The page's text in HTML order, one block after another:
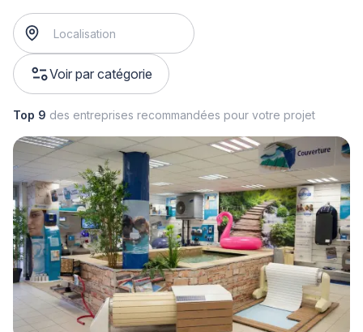
Voir par catégorie
Top 9 des entreprises recommandées pour votre projet